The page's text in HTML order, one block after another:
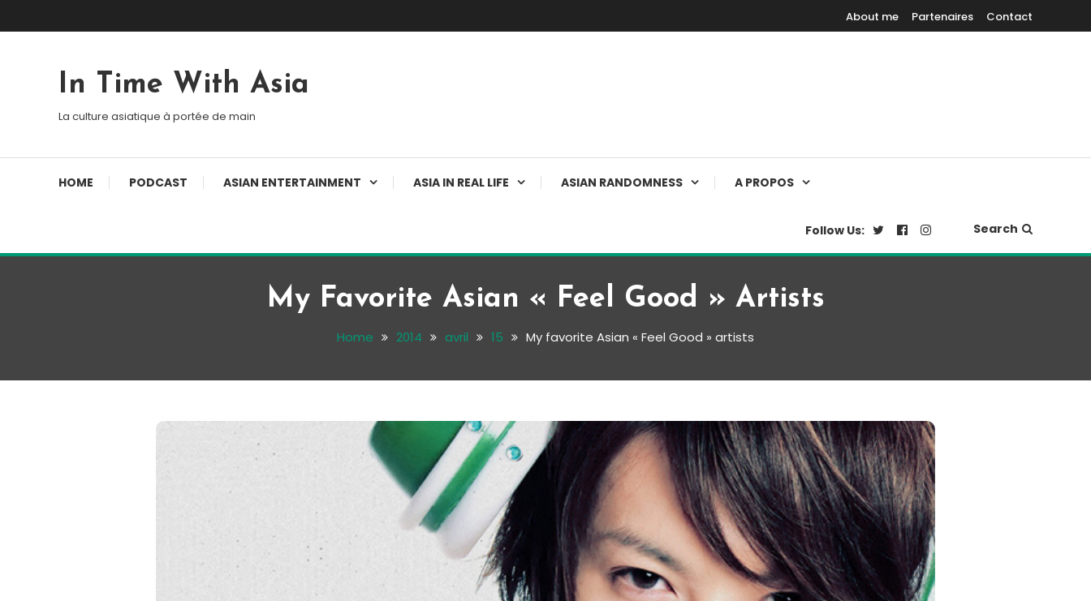
About me Partenaires Contact
In Time With Asia
La culture asiatique à portée de main
HOME PODCAST ASIAN ENTERTAINMENT ASIA IN REAL LIFE ASIAN RANDOMNESS A PROPOS
Follow Us: Search
My Favorite Asian « Feel Good » Artists
Home 2014 avril 15 My favorite Asian « Feel Good » artists